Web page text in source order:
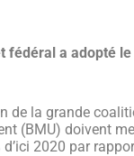
fédéral a adopté
de la grande
(BMU) doivent
2020 par